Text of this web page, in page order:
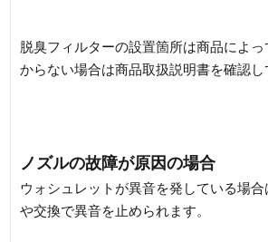
脱臭フィルターの設置箇所は商品によ
からない場合は商品取扱説明書を確認し
ノズルの故障が原因の場合
ウォシュレットが異音を発している場
や交換で異音を止められます。